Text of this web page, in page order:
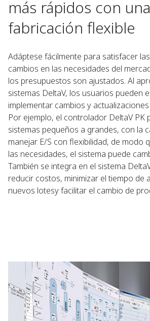
más rápidos con una
fabricación flexible
Adáptese fácilmente para satisfacer
cambios en las necesidades del
los presupuestos son ajustados. Al
sistemas DeltaV, los usuarios pueden
implementar cambios y
Por ejemplo, el controlador DeltaV PK
sistemas pequeños a grandes, con la
manejar E/S con flexibilidad, de modo
las necesidades, el sistema puede
También se integra en el sistema
reducir costos, minimizar el tiempo de
nuevos lotesy facilitar el cambio de